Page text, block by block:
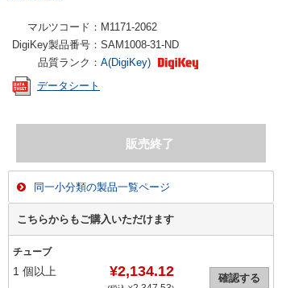
マルツコード： M1171-2062
DigiKey製品番号： SAM1008-31-ND
品質ランク： A(DigiKey)
データシート
同一小分類の製品一覧ページ
こちらからもご購入いただけます
チューブ
1 個以上 ¥2,134.12 確認する